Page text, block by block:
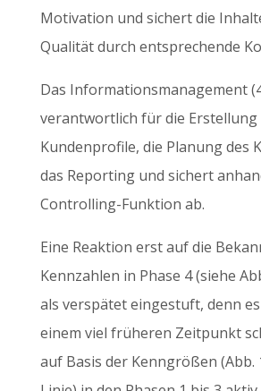
Motivation und sichert die
Qualität durch entsprechende
Das Informationsmanagement
verantwortlich für die Erstellung
Kundenprofile, die Planung des
das Reporting und sichert
Controlling-Funktion ab.
Eine Reaktion erst auf die
Kennzahlen in Phase 4 (siehe
als verspätet eingestuft, denn
einem viel früheren Zeitpunkt
auf Basis der Kenngrößen (Abb.